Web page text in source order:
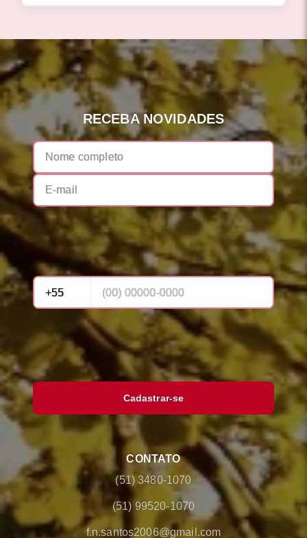
RECEBA NOVIDADES
Cadastrar-se
CONTATO
(51) 3480-1070
(51) 99520-1070
f.n.santos2006@gmail.com